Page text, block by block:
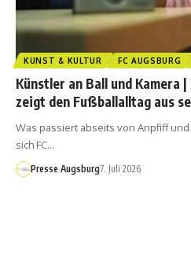
KUNST & KULTUR FC AUGSBURG
Künstler an Ball und Kamera
zeigt den Fußballalltag aus
Was passiert abseits von Anpfiff
sich FC…
Presse Augsburg7. Juli 2026